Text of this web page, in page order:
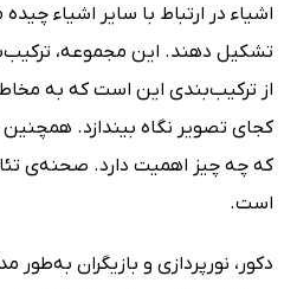
اشیاء در ارتباط با سایر اشیاء
تشکیل دهند. این مجموعه،
از ترکیب‌بندی این است که به
کجای تصویر نگاه بیندازد.
که چه چیز اهمیت دارد. صحنه‌ی
است.
دکور، نورپردازی و بازیگران